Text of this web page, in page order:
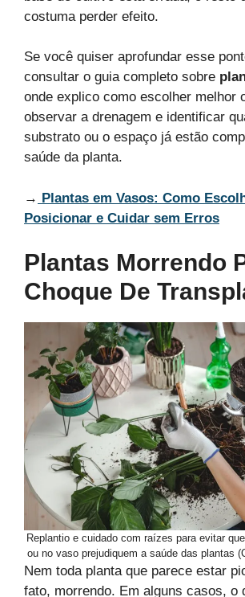
costuma perder efeito.
Se você quiser aprofundar esse
consultar o guia completo sobre
onde explico como escolher melhor
observar a drenagem e identificar
substrato ou o espaço já estão
saúde da planta.
→ Plantas em Vasos: Como
Posicionar e Cuidar sem Erros
Plantas Morrendo
Choque De
Replantio e cuidado com raízes para evitar
ou no vaso prejudiquem a saúde das plantas
Nem toda planta que parece estar
fato, morrendo. Em alguns casos, o